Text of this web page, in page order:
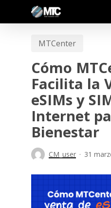
MTCenter
Cómo
Facilita la
eSIMs y
Internet
Bienestar
CM_user 31